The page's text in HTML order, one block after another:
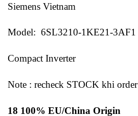
Siemens Vietnam
Model: 6SL3210-1KE21-3AF1
Compact Inverter
Note : recheck STOCK khi order
18 100% EU/China Origin